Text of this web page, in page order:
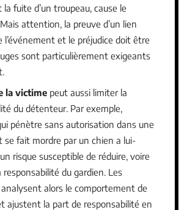
fuite d’un troupeau, cause le
attention, la preuve d’un lien
l’événement et le préjudice doit être
sont particulièrement exigeants
la victime peut aussi limiter la
du détenteur. Par exemple,
pénètre sans autorisation dans une
se fait mordre par un chien a lui-
risque susceptible de réduire, voire
responsabilité du gardien. Les
alors le comportement de
ajustent la part de responsabilité en